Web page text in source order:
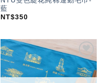
藍
NT$350
加入
「願
望輕